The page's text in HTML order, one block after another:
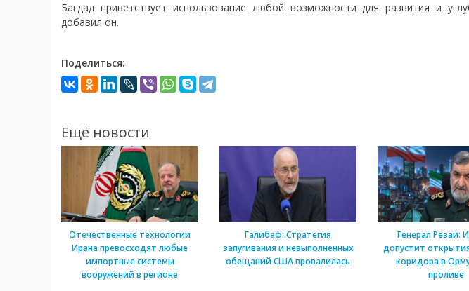
Багдад приветствует использование любой возможности для развития и
добавил он.
Поделиться:
Ещё новости
Отечественные технологии
Ирана превосходят любые
импортные системы
вооружений в регионе
Галибаф: Стратегия
запугивания и невыполненных
обещаний США провалилась
Генерал Резаи:
допустит
коридора в
проливе